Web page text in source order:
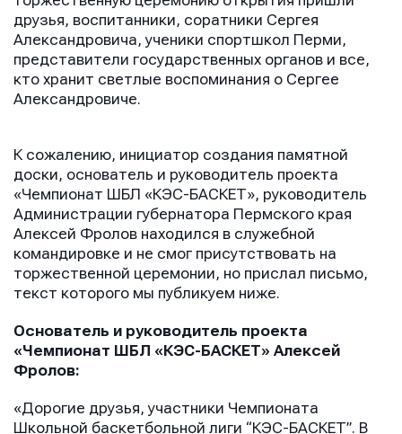
друзья, воспитанники, соратники Сергея
Александровича, ученики спортшкол Перми,
представители государственных органов и все,
кто хранит светлые воспоминания о Сергее
Александровиче.
К сожалению, инициатор создания памятной
доски, основатель и руководитель проекта
«Чемпионат ШБЛ «КЭС-БАСКЕТ», руководитель
Администрации губернатора Пермского края
Алексей Фролов находился в служебной
командировке и не смог присутствовать на
торжественной церемонии, но прислал письмо,
текст которого мы публикуем ниже.
Основатель и руководитель проекта
«Чемпионат ШБЛ «КЭС-БАСКЕТ» Алексей
Фролов:
«Дорогие друзья, участники Чемпионата
Школьной баскетбольной лиги “КЭС-БАСКЕТ”. В